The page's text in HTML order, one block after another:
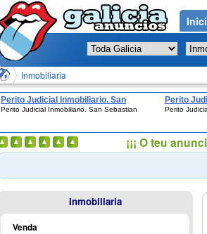
Inmobiliaria
Perito Judicial Inmobiliario. San
Sebastian
Perito Judicial Inmobiliario. San Sebastian
Perito
Perito
Inmobiliaria
Venda
¡¡¡ O teu